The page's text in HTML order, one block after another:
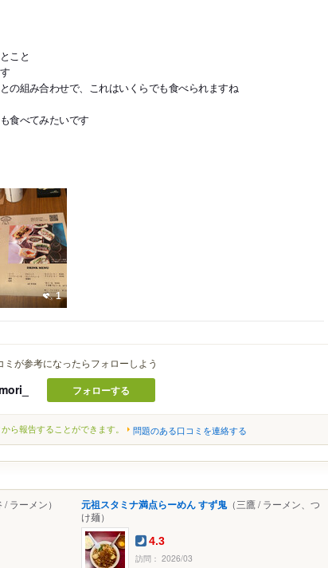
こと
の組み合わせで、これはいくらでも食べられますね
食べてみたいです
1
ミが参考になったらフォローしよう
フォローする
ら報告することができます。 問題のある口コミを連絡する
ラーメン） 元祖スタミナ満点らーめん すず鬼（三鷹 / ラーメン、つ
け麺）
4.3
訪問： 2026/03